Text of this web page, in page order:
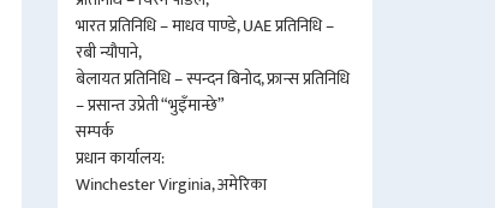
भारत प्रतिनिधि – माधव पाण्डे, UAE प्रतिनिधि –
रबी न्यौपाने,
बेलायत प्रतिनिधि – स्पन्दन बिनोद, फ्रान्स प्रतिनिधि
– प्रसान्त उप्रेती “भुइँमान्छे”
सम्पर्क
प्रधान कार्यालय:
Winchester Virginia, अमेरिका